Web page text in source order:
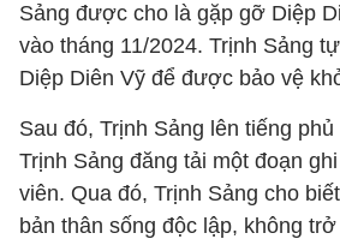
Sảng được cho là gặp gỡ Diệp
vào tháng 11/2024. Trịnh Sảng
Diệp Diên Vỹ để được bảo vệ
Sau đó, Trịnh Sảng lên tiếng
Trịnh Sảng đăng tải một đoạn
viên. Qua đó, Trịnh Sảng cho
bản thân sống độc lập, không